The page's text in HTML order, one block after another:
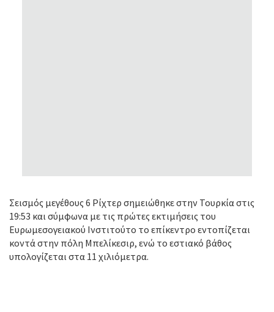
Σεισμός μεγέθους 6 Ρίχτερ σημειώθηκε στην Τουρκία στις
19:53 και σύμφωνα με τις πρώτες εκτιμήσεις του
Ευρωμεσογειακού Ινστιτούτο το επίκεντρο εντοπίζεται
κοντά στην πόλη Μπελίκεσιρ, ενώ το εστιακό βάθος
υπολογίζεται στα 11 χιλιόμετρα.